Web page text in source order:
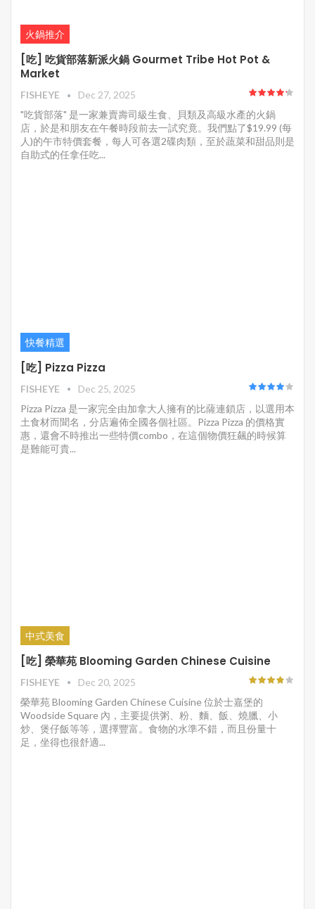
火鍋推介
[吃] 吃貨部落新派火鍋 Gourmet Tribe Hot Pot &
Market
FISHEYE
Dec 27, 2025
"吃貨部落" 是一家兼賣壽司級生食、貝類及高級水產的火鍋
店，於是和朋友在午餐時段前去一試究竟。我們點了$19.99 (每
人)的午市特價套餐，每人可各選2碟肉類，至於蔬菜和甜品則是
自助式的任拿任吃...
快餐精選
[吃] Pizza Pizza
FISHEYE
Dec 25, 2025
Pizza Pizza 是一家完全由加拿大人擁有的比薩連鎖店，以選用本
土食材而聞名，分店遍佈全國各個社區。Pizza Pizza 的價格實
惠，還會不時推出一些特價combo，在這個物價狂飆的時候算
是難能可貴...
中式美食
[吃] 榮華苑 Blooming Garden Chinese Cuisine
FISHEYE
Dec 20, 2025
榮華苑 Blooming Garden Chinese Cuisine 位於士嘉堡的
Woodside Square 內，主要提供粥、粉、麵、飯、燒臘、小
炒、煲仔飯等等，選擇豐富。食物的水準不錯，而且份量十
足，坐得也很舒適...